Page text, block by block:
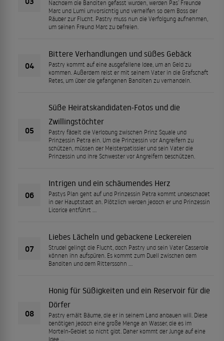
Nachdem die Banditen gefasst wurden, werden Pas’ Freunde
Marc und Lumi unvorsichtig und verhelfen so dem Boss der
Räuber zur Flucht. Pastry muss nun die Verfolgung aufnehmen,
um seinen Freund Marc zu befreien.
04
Bittere Verhandlungen und süßes Gebäck
Pastry kommt auf eine ausgefallene Idee, um an Geld zu
kommen. Außerdem reist er mit seinem Vater in die Grafschaft
Retes, um über die gefangenen Banditen zu verhandeln.
05
Süße Heiratskandidaten-Fotos und die
Zwillingstöchter
Pastry fädelt die Verlobung zwischen Prinz Squale und
Prinzessin Petra ein. Um die Prinzessin vor Angreifern zu
schützen, müssen der Meisterpatissier und sein Vater die
Prinzessin und ihre Schwester vor Angreifern beschützen.
06
Intrigen und ein schäumendes Herz
Pastys Plan geht auf und Prinzessin Petra kommt unbeschadet
in der Hauptstadt an. Plötzlich werden jedoch er und Prinzessin
Licorice entführt …
07
Liebes Lächeln und gebackene Leckereien
Strudel gelingt die Flucht, doch Pastry und sein Vater Casserole
können ihn aufspüren. Es kommt zum Duell zwischen dem
Banditen und dem Ritterssohn …
08
Honig für Süßigkeiten und ein Reservoir für die
Dörfer
Pastry erhält Bäume, die er in seinem Land anbauen will. Diese
benötigen jedoch eine große Menge an Wasser, die es im
Morteln-Gebiet so nicht gibt. Daher kommt der Junge auf eine
Idee …